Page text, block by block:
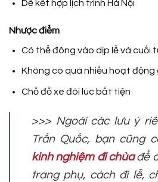
Dễ kết hợp lịch trình Hà Nội
Nhược điểm
Có thể đông vào dịp lễ và cuối
Không có quá nhiều hoạt động
Chỗ đỗ xe đôi lúc bất tiện
>>> Ngoài các lưu ý
Trấn Quốc, bạn cũng
kinh nghiệm đi chùađể
trang phụ, cách đi lễ,